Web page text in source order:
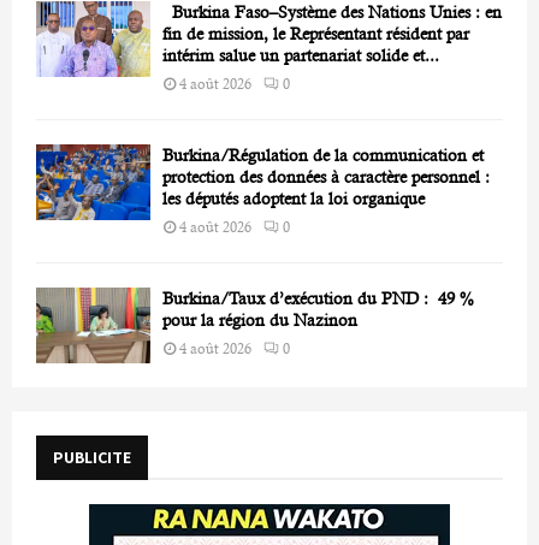
Burkina Faso–Système des Nations Unies : en
fin de mission, le Représentant résident par
intérim salue un partenariat solide et...
4 août 2026 0
Burkina/Régulation de la communication et
protection des données à caractère personnel :
les députés adoptent la loi organique
4 août 2026 0
Burkina/Taux d’exécution du PND : 49 %
pour la région du Nazinon
4 août 2026 0
PUBLICITE